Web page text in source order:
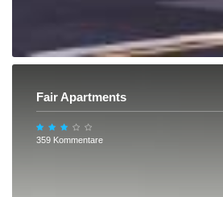
Fair Apartments
359 Kommentare